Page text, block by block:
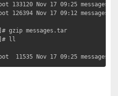
133120 Nov 17 09:25
Nov 17 09:12 messagesv2
gzip messages.tar
ll
11535 Nov 17 09:25